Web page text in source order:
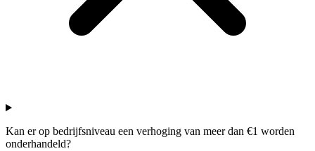
Kan er op bedrijfsniveau een verhoging van meer dan €1 worden
onderhandeld?